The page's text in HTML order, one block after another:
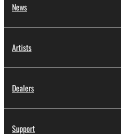
News
Artists
Dealers
Support